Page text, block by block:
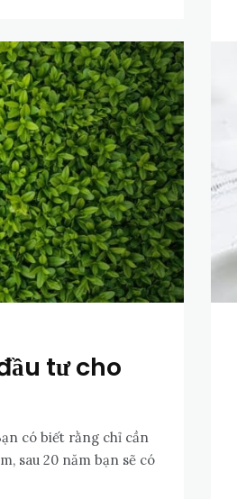
tư cho
có biết rằng chỉ cần
sau 20 năm bạn sẽ có